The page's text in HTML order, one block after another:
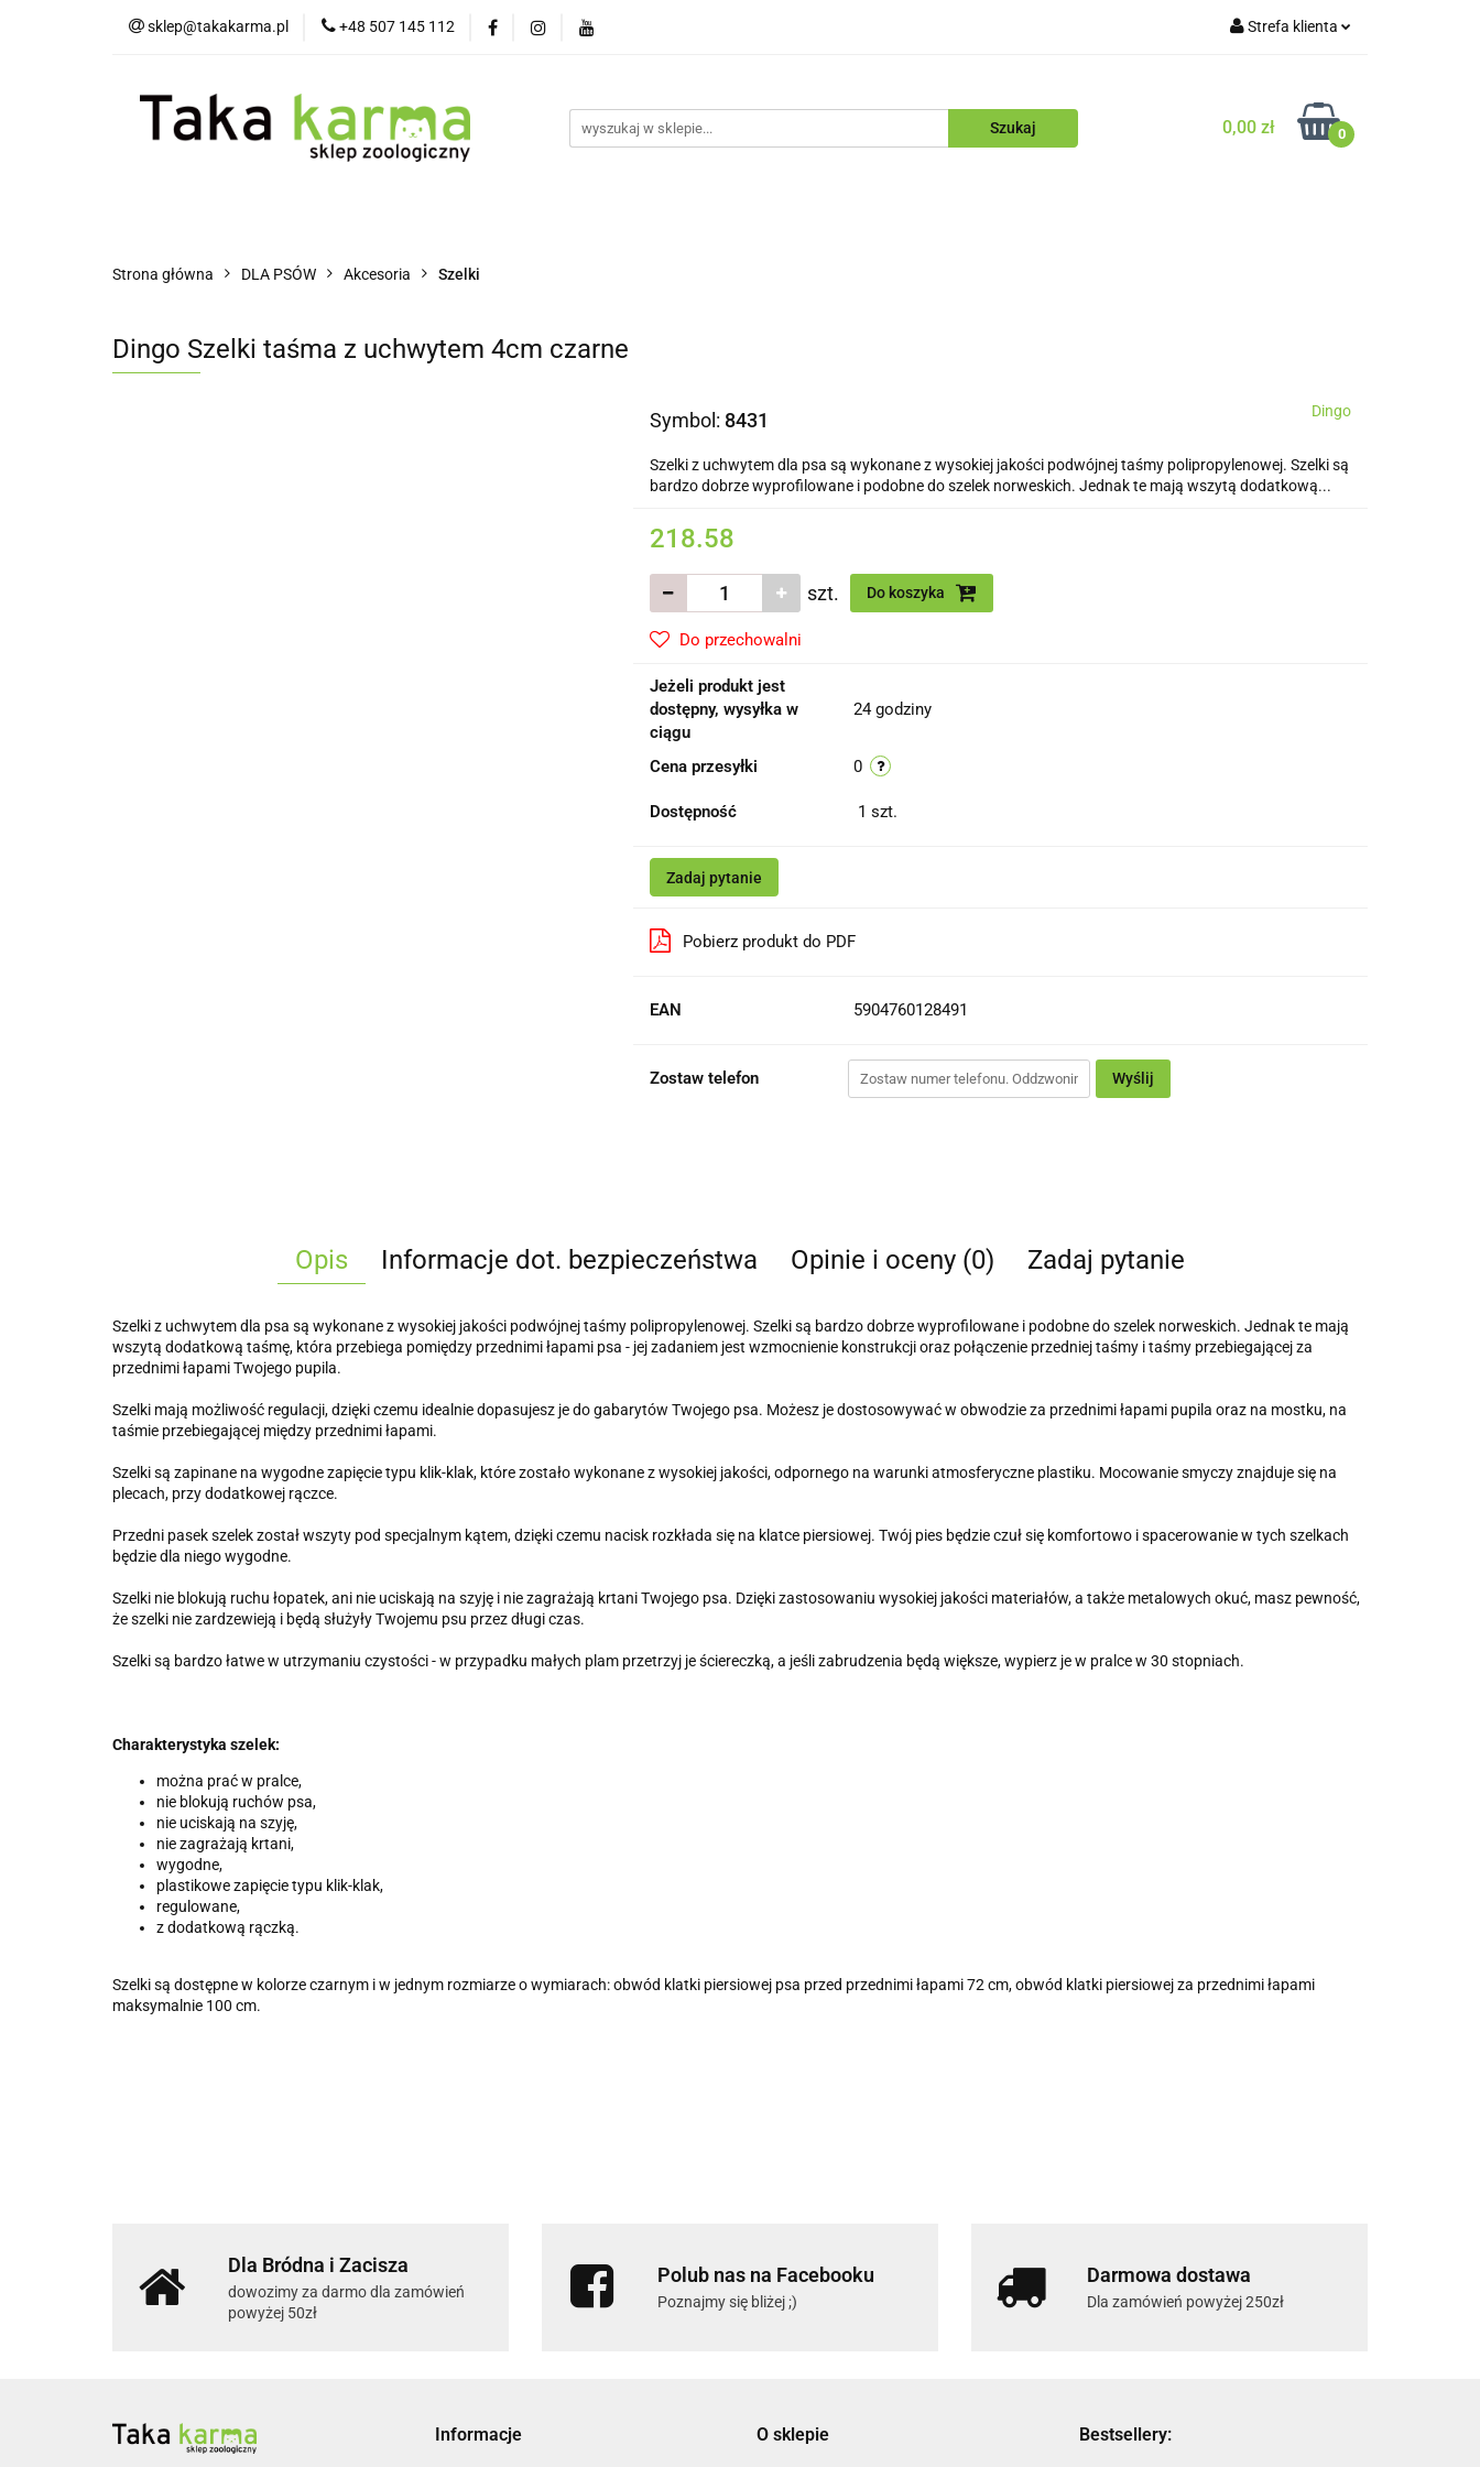
sklep@takakarma.pl +48 507 145 112 Strefa klienta
Zarejestruj się
Dodaj zgłoszenie
0,00 zł 0
O sklepie Dostawa Promocje
Strona główna DLA PSÓW Akcesoria Szelki
Dingo Szelki taśma z uchwytem 4cm czarne
Symbol: 8431 Dingo
Szelki z uchwytem dla psa są wykonane z wysokiej jakości podwójnej taśmy polipropylenowej. Szelki są
bardzo dobrze wyprofilowane i podobne do szelek norweskich. Jednak te mają wszytą dodatkową...
218.58
szt. Do koszyka
Do przechowalni
Jeżeli produkt jest
dostępny, wysyłka w
ciągu
24 godziny
Cena przesyłki 0
Dostępność 1 szt.
Zadaj pytanie
Pobierz produkt do PDF
EAN 5904760128491
Zostaw telefon Wyślij
Opis Informacje dot. bezpieczeństwa Opinie i oceny (0) Zadaj pytanie
Szelki z uchwytem dla psa są wykonane z wysokiej jakości podwójnej taśmy polipropylenowej. Szelki są bardzo dobrze wyprofilowane i podobne do szelek norweskich. Jednak te mają
wszytą dodatkową taśmę, która przebiega pomiędzy przednimi łapami psa - jej zadaniem jest wzmocnienie konstrukcji oraz połączenie przedniej taśmy i taśmy przebiegającej za
przednimi łapami Twojego pupila.
Szelki mają możliwość regulacji, dzięki czemu idealnie dopasujesz je do gabarytów Twojego psa. Możesz je dostosowywać w obwodzie za przednimi łapami pupila oraz na mostku, na
taśmie przebiegającej między przednimi łapami.
Szelki są zapinane na wygodne zapięcie typu klik-klak, które zostało wykonane z wysokiej jakości, odpornego na warunki atmosferyczne plastiku. Mocowanie smyczy znajduje się na
plecach, przy dodatkowej rączce.
Przedni pasek szelek został wszyty pod specjalnym kątem, dzięki czemu nacisk rozkłada się na klatce piersiowej. Twój pies będzie czuł się komfortowo i spacerowanie w tych szelkach
będzie dla niego wygodne.
Szelki nie blokują ruchu łopatek, ani nie uciskają na szyję i nie zagrażają krtani Twojego psa. Dzięki zastosowaniu wysokiej jakości materiałów, a także metalowych okuć, masz pewność,
że szelki nie zardzewieją i będą służyły Twojemu psu przez długi czas.
Szelki są bardzo łatwe w utrzymaniu czystości - w przypadku małych plam przetrzyj je ściereczką, a jeśli zabrudzenia będą większe, wypierz je w pralce w 30 stopniach.
Charakterystyka szelek:
można prać w pralce,
nie blokują ruchów psa,
nie uciskają na szyję,
nie zagrażają krtani,
wygodne,
plastikowe zapięcie typu klik-klak,
regulowane,
z dodatkową rączką.
Szelki są dostępne w kolorze czarnym i w jednym rozmiarze o wymiarach: obwód klatki piersiowej psa przed przednimi łapami 72 cm, obwód klatki piersiowej za przednimi łapami
maksymalnie 100 cm.
Dla Bródna i Zacisza
dowozimy za darmo dla zamówień
powyżej 50zł
Polub nas na Facebooku
Poznajmy się bliżej ;)
Darmowa dostawa
Dla zamówień powyżej 250zł
Informacje O sklepie Bestsellery: